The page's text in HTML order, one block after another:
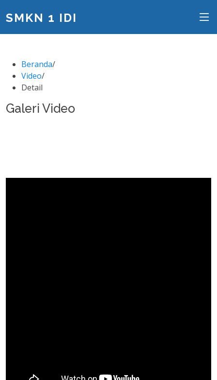
SMKN 1 IDI
Beranda/
Video/
Detail
Galeri Video